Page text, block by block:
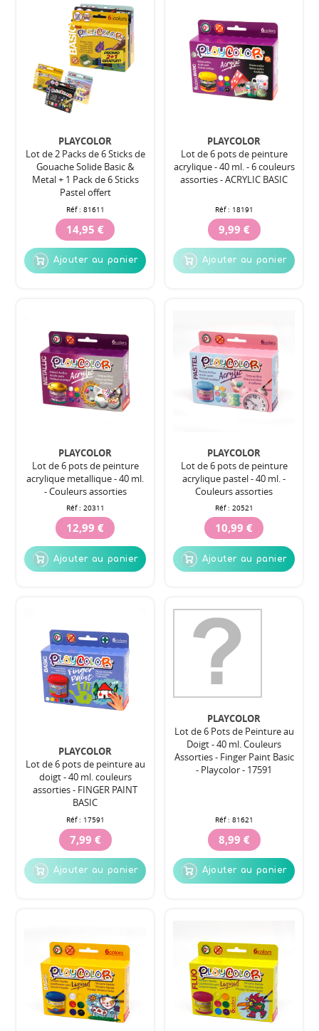
PLAYCOLOR
Lot de 2 Packs de 6 Sticks de
Gouache Solide Basic &
Metal + 1 Pack de 6 Sticks
Pastel offert
Réf : 81611
14,95 €
Ajouter au panier
PLAYCOLOR
Lot de 6 pots de peinture
acrylique - 40 ml. - 6 couleurs
assorties - ACRYLIC BASIC
Réf : 18191
9,99 €
Ajouter au panier
PLAYCOLOR
Lot de 6 pots de peinture
acrylique metallique - 40 ml.
- Couleurs assorties
Réf : 20311
12,99 €
Ajouter au panier
PLAYCOLOR
Lot de 6 pots de peinture
acrylique pastel - 40 ml. -
Couleurs assorties
Réf : 20521
10,99 €
Ajouter au panier
PLAYCOLOR
Lot de 6 pots de peinture au
doigt - 40 ml. couleurs
assorties - FINGER PAINT
BASIC
Réf : 17591
7,99 €
Ajouter au panier
PLAYCOLOR
Lot de 6 Pots de Peinture au
Doigt - 40 ml. Couleurs
Assorties - Finger Paint Basic
- Playcolor - 17591
Réf : 81621
8,99 €
Ajouter au panier